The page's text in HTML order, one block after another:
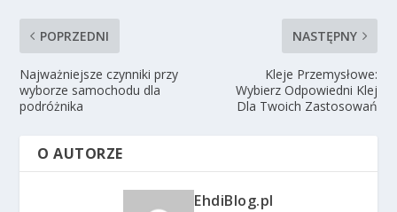
POPRZEDNI
Najważniejsze czynniki przy
wyborze samochodu dla
podróżnika
NASTĘPNY
Kleje Przemysłowe:
Wybierz Odpowiedni Klej
Dla Twoich Zastosowań
O AUTORZE
EhdiBlog.pl